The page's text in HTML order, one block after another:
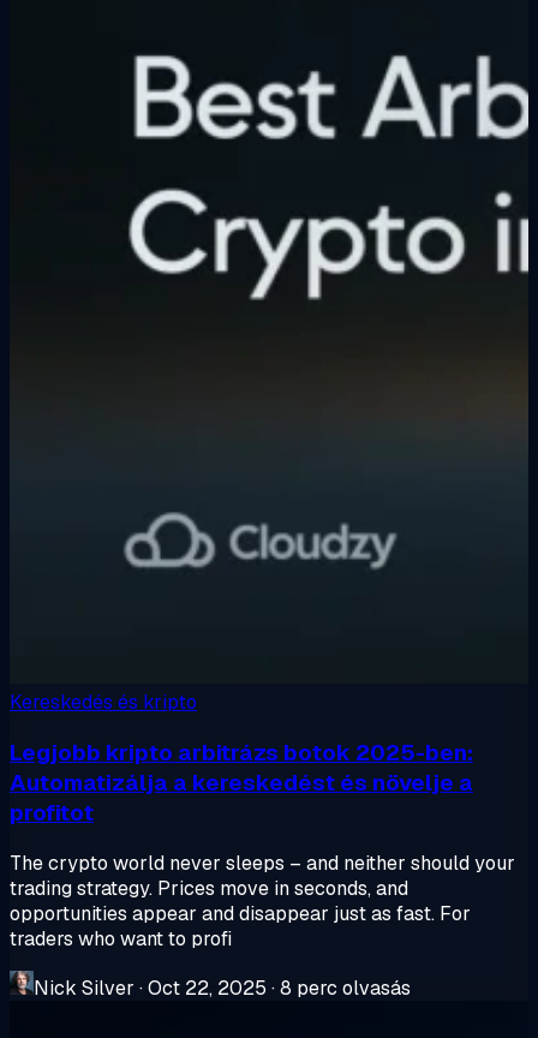
Kereskedés és kripto
Legjobb kripto arbitrázs botok 2025-ben:
Automatizálja a kereskedést és növelje a
profitot
The crypto world never sleeps – and neither should your
trading strategy. Prices move in seconds, and
opportunities appear and disappear just as fast. For
traders who want to profi
Nick Silver ·Oct 22, 2025 ·8 perc olvasás